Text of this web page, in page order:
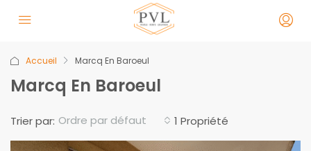
Accueil Marcq En Baroeul
Marcq En Baroeul
1 Propriété
Trier par: Ordre par défaut